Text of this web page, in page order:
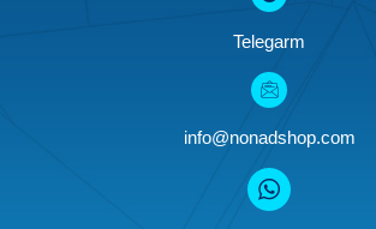
Telegarm
info@nonadshop.com